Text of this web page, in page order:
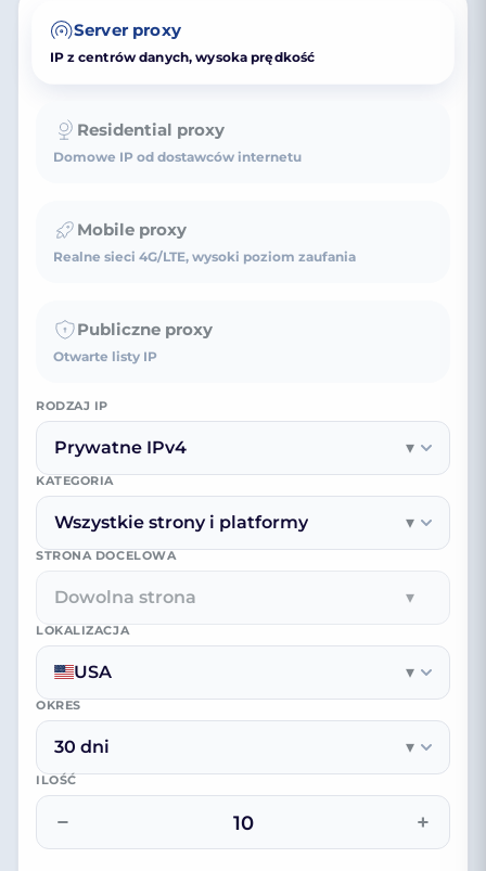
Server proxy
IP z centrów danych, wysoka prędkość
Residential proxy
Domowe IP od dostawców internetu
Mobile proxy
Realne sieci 4G/LTE, wysoki poziom zaufania
Publiczne proxy
Otwarte listy IP
RODZAJ IP
Prywatne IPv4 ▾
KATEGORIA
Wszystkie strony i platformy ▾
STRONA DOCELOWA
Dowolna strona ▾
LOKALIZACJA
USA ▾
OKRES
30 dni ▾
ILOŚĆ
− +